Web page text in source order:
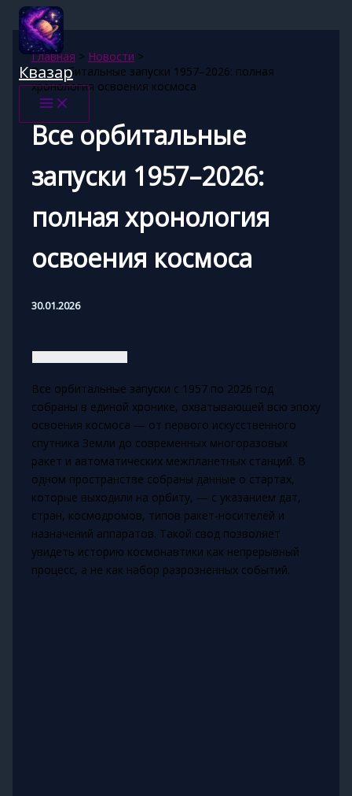
Перейти
содержимому
Квазар
Главная
Новости
Все орбитальные запуски 1957–2026: полная
хронология освоения космоса
Все орбитальные
запуски 1957–2026:
полная хронология
освоения космоса
30.01.2026
Все орбитальные запуски с 1957 по 2026 год
собраны в единой хронике, охватывающей всю эпоху
освоения космоса — от первого искусственного
спутника Земли до современных многоразовых
ракет и автоматических межпланетных станций. В
одном пространстве собраны данные о стартах,
которые выходили на орбиту, — с указанием дат,
стран, космодромов, типов ракет-носителей и
назначений аппаратов. Такой свод позволяет
увидеть историю космонавтики как непрерывный
процесс, а не как набор разрозненных событий.